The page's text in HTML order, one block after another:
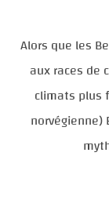
Alors que les
aux races de
climats plus